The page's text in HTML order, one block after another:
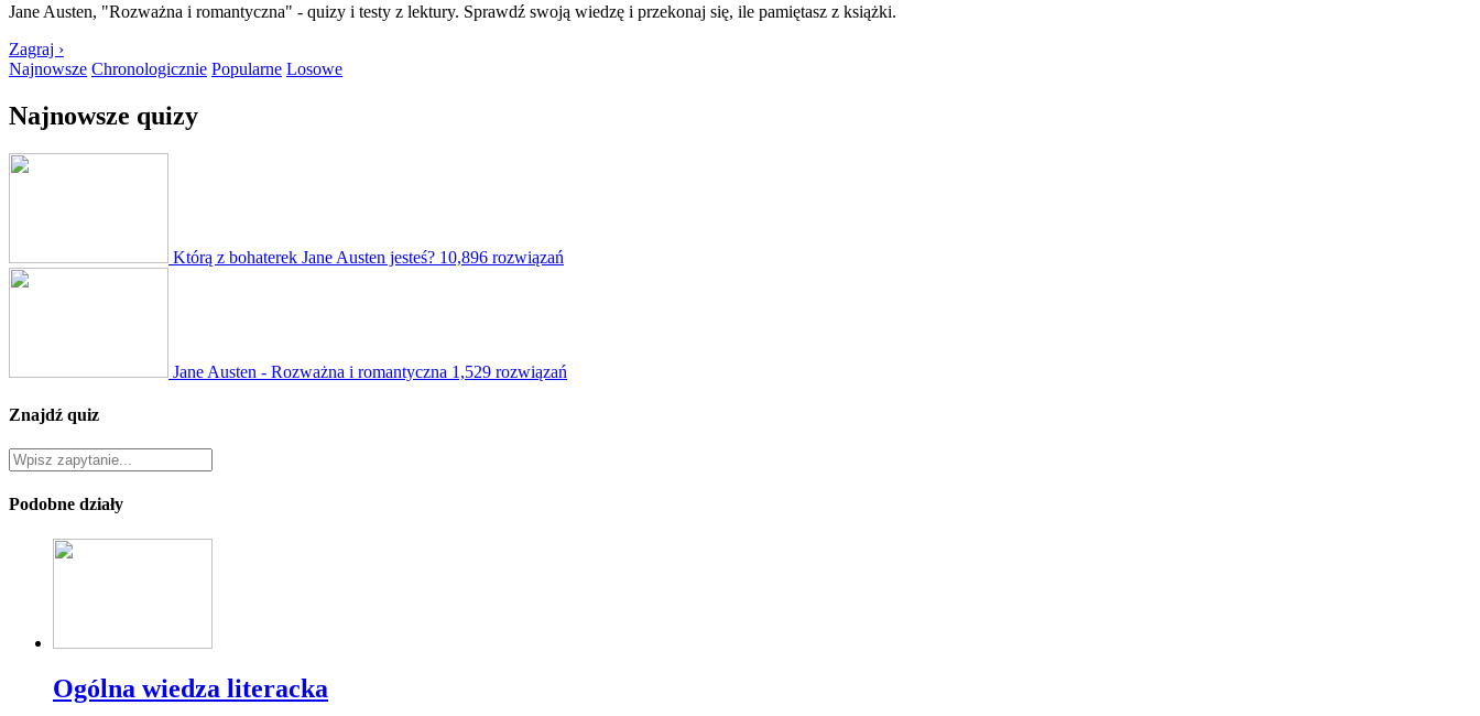
Jane Austen, "Rozważna i romantyczna" - quizy i testy z lektury. Sprawdź swoją wiedzę i przekonaj się, ile pamiętasz z książki.
Zagraj ›
Najnowsze Chronologicznie Popularne Losowe
Najnowsze quizy
Którą z bohaterek Jane Austen jesteś? 10,896 rozwiązań
Jane Austen - Rozważna i romantyczna 1,529 rozwiązań
Znajdź quiz
Podobne działy
Ogólna wiedza literacka